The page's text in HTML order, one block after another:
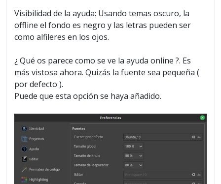
Visibilidad de la ayuda: Usando temas oscuro, la
offline el fondo es negro y las letras pueden ser
como alfileres en los ojos.
¿ Qué os parece como se ve la ayuda online ?. Es
más vistosa ahora. Quizás la fuente sea pequeña (
por defecto ).
Puede que esta opción se haya añadido.